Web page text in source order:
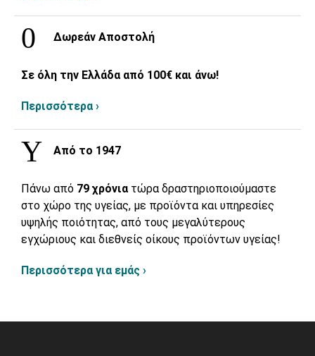
Δωρεάν Αποστολή
Σε όλη την Ελλάδα από 100€ και άνω!
Περισσότερα ›
Από το 1947
Πάνω από 79 χρόνια τώρα δραστηριοποιούμαστε
στο χώρο της υγείας, με προϊόντα και υπηρεσίες
υψηλής ποιότητας, από τους μεγαλύτερους
εγχώριους και διεθνείς οίκους προϊόντων υγείας!
Περισσότερα για εμάς ›